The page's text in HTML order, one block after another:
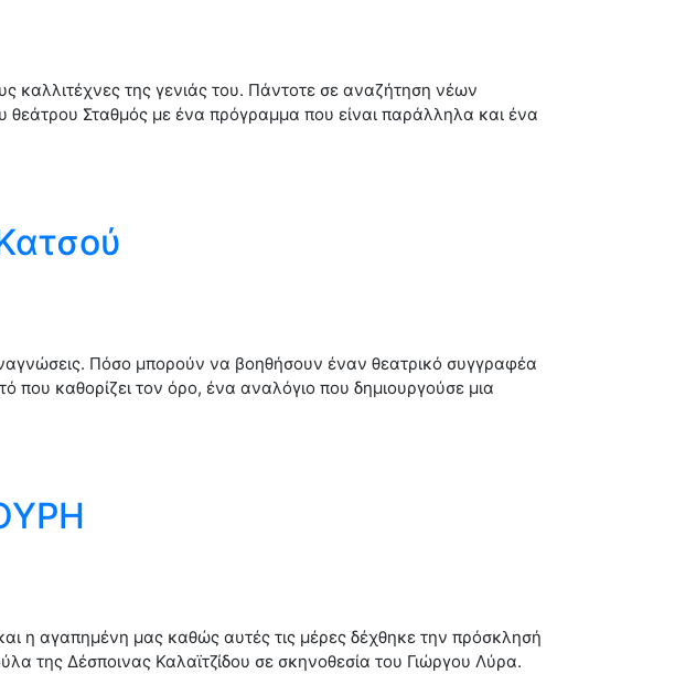
καλλιτέχνες της γενιάς του. Πάντοτε σε αναζήτηση νέων
θεάτρου Σταθμός με ένα πρόγραμμα που είναι παράλληλα και ένα
Πόσο μπορούν να βοηθήσουν έναν θεατρικό συγγραφέα
καθορίζει τον όρο, ένα αναλόγιο που δημιουργούσε μια
η αγαπημένη μας καθώς αυτές τις μέρες δέχθηκε την πρόσκλησή
της Δέσποινας Καλαϊτζίδου σε σκηνοθεσία του Γιώργου Λύρα.